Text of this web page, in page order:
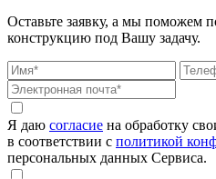
Оставьте заявку, а мы поможем
конструкцию под Вашу задачу.
Я даю согласие на обработку
в соответствии с политикой
персональных данных Сервиса.